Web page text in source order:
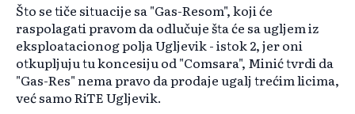
Što se tiče situacije sa "Gas-Resom", koji će
raspolagati pravom da odlučuje šta će sa ugljem iz
eksploatacionog polja Ugljevik - istok 2, jer oni
otkupljuju tu koncesiju od "Comsara", Minić tvrdi da
"Gas-Res" nema pravo da prodaje ugalj trećim licima,
već samo RiTE Ugljevik.